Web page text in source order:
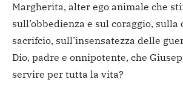
Margherita, alter ego animale che
sull’obbedienza e sul coraggio, sulla
sacrifcio, sull’insensatezza delle
Dio, padre e onnipotente, che
servire per tutta la vita?